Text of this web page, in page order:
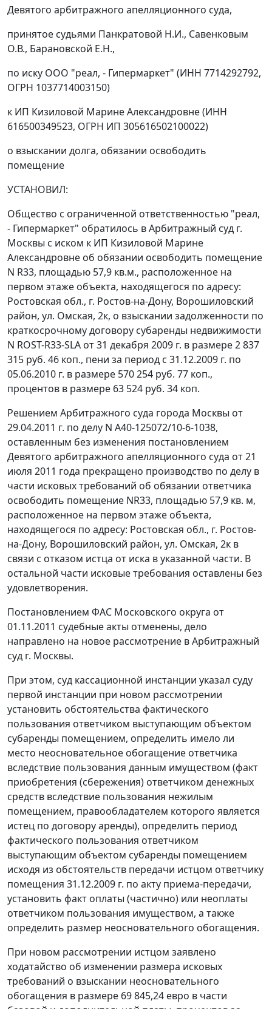
Девятого арбитражного апелляционного суда,
принятое судьями Панкратовой Н.И., Савенковым
О.В., Барановской Е.Н.,
по иску ООО "реал, - Гипермаркет" (ИНН 7714292792,
ОГРН 1037714003150)
к ИП Кизиловой Марине Александровне (ИНН
616500349523, ОГРН ИП 305616502100022)
о взыскании долга, обязании освободить
помещение
УСТАНОВИЛ:
Общество с ограниченной ответственностью "реал,
- Гипермаркет" обратилось в Арбитражный суд г.
Москвы с иском к ИП Кизиловой Марине
Александровне об обязании освободить помещение
N R33, площадью 57,9 кв.м., расположенное на
первом этаже объекта, находящегося по адресу:
Ростовская обл., г. Ростов-на-Дону, Ворошиловский
район, ул. Омская, 2к, о взыскании задолженности по
краткосрочному договору субаренды недвижимости
N ROST-R33-SLA от 31 декабря 2009 г. в размере 2 837
315 руб. 46 коп., пени за период с 31.12.2009 г. по
05.06.2010 г. в размере 570 254 руб. 77 коп.,
процентов в размере 63 524 руб. 34 коп.
Решением Арбитражного суда города Москвы от
29.04.2011 г. по делу N А40-125072/10-6-1038,
оставленным без изменения постановлением
Девятого арбитражного апелляционного суда от 21
июля 2011 года прекращено производство по делу в
части исковых требований об обязании ответчика
освободить помещение NR33, площадью 57,9 кв. м,
расположенное на первом этаже объекта,
находящегося по адресу: Ростовская обл., г. Ростов-
на-Дону, Ворошиловский район, ул. Омская, 2к в
связи с отказом истца от иска в указанной части. В
остальной части исковые требования оставлены без
удовлетворения.
Постановлением ФАС Московского округа от
01.11.2011 судебные акты отменены, дело
направлено на новое рассмотрение в Арбитражный
суд г. Москвы.
При этом, суд кассационной инстанции указал суду
первой инстанции при новом рассмотрении
установить обстоятельства фактического
пользования ответчиком выступающим объектом
субаренды помещением, определить имело ли
место неосновательное обогащение ответчика
вследствие пользования данным имуществом (факт
приобретения (сбережения) ответчиком денежных
средств вследствие пользования нежилым
помещением, правообладателем которого является
истец по договору аренды), определить период
фактического пользования ответчиком
выступающим объектом субаренды помещением
исходя из обстоятельств передачи истцом ответчику
помещения 31.12.2009 г. по акту приема-передачи,
установить факт оплаты (частично) или неоплаты
ответчиком пользования имуществом, а также
определить размер неосновательного обогащения.
При новом рассмотрении истцом заявлено
ходатайство об изменении размера исковых
требований о взыскании неосновательного
обогащения в размере 69 845,24 евро в части